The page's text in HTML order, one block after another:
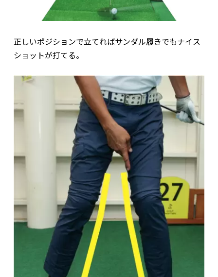
正しいポジションで立てればサンダル履きでもナイス
ショットが打てる。